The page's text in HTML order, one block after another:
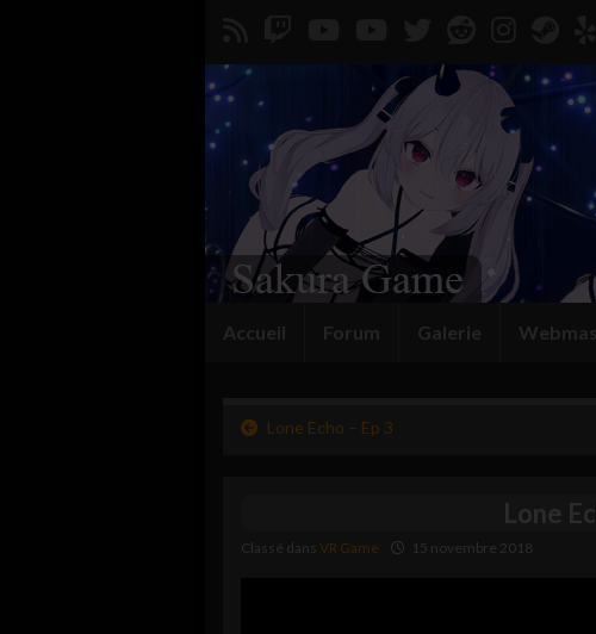
Accueil Forum Galerie
Lone Echo – Ep 3
Lone
Classé dans VR Game 15 novembre 2018